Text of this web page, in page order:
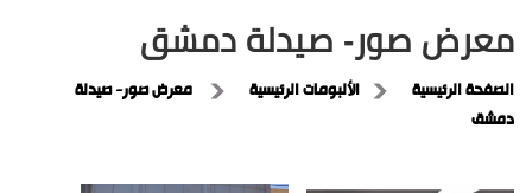
معرض صور- صيدلة دمشق
الصفحة الرئيسية الألبومات الرئيسية
معرض صور- صيدلة
دمشق